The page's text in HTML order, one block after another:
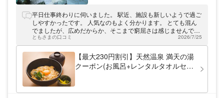
計18種類のお風呂で、日ごろの疲れを洗い
流しましょう。天然温泉のほか、生薬を使用
した和漢炭酸湯もご利用いただけます。さま
ざまなお風呂と充実の設備、スタッフの笑顔
に癒されてください。
平日仕事終わりに伺いました。 駅近、施設も新しいようで過ご
しやすかったです。 人気なのもよく分かります。 とても混ん
でましたが、広めだからか、そこまで窮屈さは感じませんでし
た。
ともさまの口コミ 2026/7/25
【最大230円割引】天然温泉 満天の湯
クーポン(お風呂+レンタルタオルセッ